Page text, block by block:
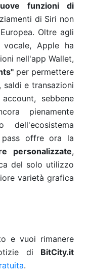
funzioni di
di Siri non
Oltre agli
vocale, Apple ha
nell'app Wallet,
per permettere
e transazioni
sebbene
pienamente
dell'ecosistema
offre ora la
personalizzate,
del solo utilizzo
varietà grafica
e vuoi rimanere
di BitCity.it
.